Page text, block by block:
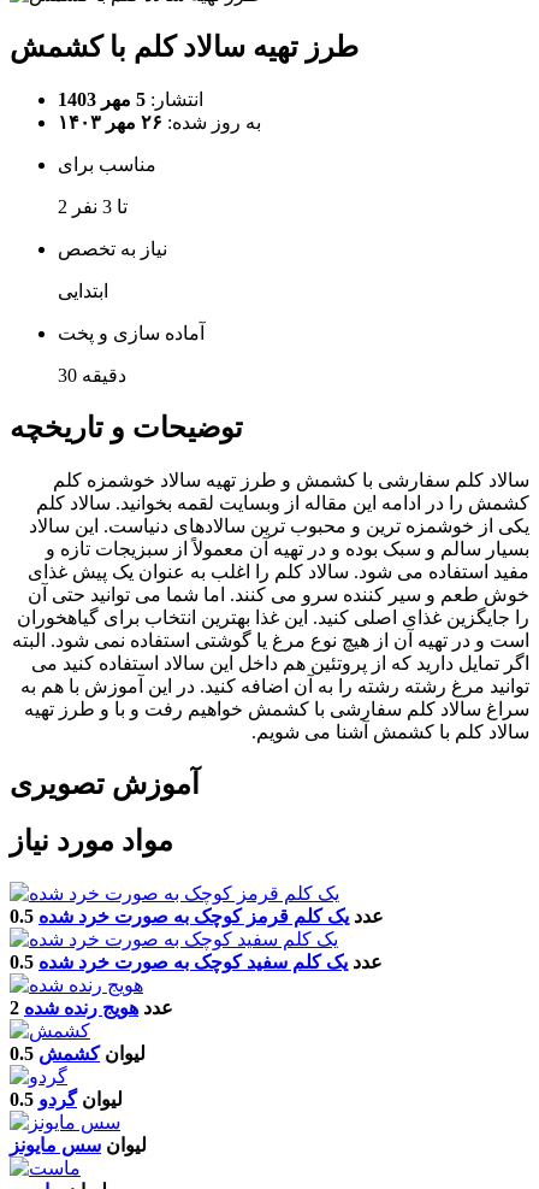
طرز تهیه سالاد کلم با کشمش
انتشار:
به روز شده:
مناسب برای
2 تا 3 نفر
نیاز به تخصص
ابتدایی
آماده سازی و پخت
30 دقیقه
توضیحات و تاریخچه
سالاد کلم سفارشی با کشمش و طرز تهیه سالاد خوشمزه کلم
کشمش را در ادامه این مقاله از وبسایت لقمه بخوانید. سالاد کلم
یکی از خوشمزه ترین و محبوب ترین سالادهای دنیاست. این سالاد
بسیار سالم و سبک بوده و در تهیه آن معمولاً از سبزیجات تازه و
مفید استفاده می شود. سالاد کلم را اغلب به عنوان یک پیش غذای
خوش طعم و سیر کننده سرو می کنند. اما شما می توانید حتی آن
را جایگزین غذای اصلی کنید. این غذا بهترین انتخاب برای گیاهخوران
است و در تهیه آن از هیچ نوع مرغ یا گوشتی استفاده نمی شود. البته
اگر تمایل دارید که از پروتئین هم داخل این سالاد استفاده کنید می
توانید مرغ رشته رشته را به آن اضافه کنید. در این آموزش با هم به
سراغ سالاد کلم سفارشی با کشمش خواهیم رفت و با و طرز تهیه
سالاد کلم با کشمش آشنا می شویم.
آموزش تصویری
مواد مورد نیاز
0.5 عدد یک کلم قرمز کوچک به صورت خرد شده
0.5 عدد یک کلم سفید کوچک به صورت خرد شده
2 عدد هویج رنده شده
0.5 لیوانکشمش
0.5 لیوانگردو
لیوان سس مایونز